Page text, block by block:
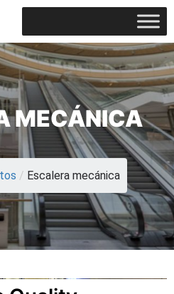
MECÁNICA
/ Escalera mecánica